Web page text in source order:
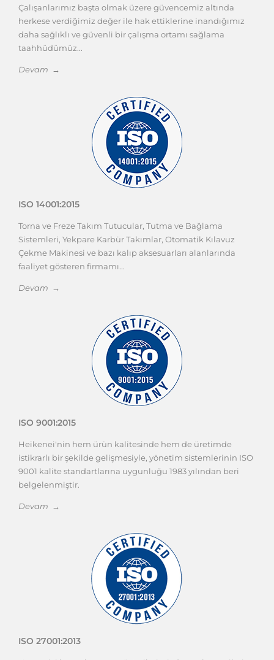
Çalışanlarımız başta olmak üzere güvencemiz altında
herkese verdiğimiz değer ile hak ettiklerine inandığımız
daha sağlıklı ve güvenli bir çalışma ortamı sağlama
taahhüdümüz...
Devam →
ISO 14001:2015
Torna ve Freze Takım Tutucular, Tutma ve Bağlama
Sistemleri, Yekpare Karbür Takımlar, Otomatik Kılavuz
Çekme Makinesi ve bazı kalıp aksesuarları alanlarında
faaliyet gösteren firmamı...
Devam →
ISO 9001:2015
Heikenei'nin hem ürün kalitesinde hem de üretimde
istikrarlı bir şekilde gelişmesiyle, yönetim sistemlerinin ISO
9001 kalite standartlarına uygunluğu 1983 yılından beri
belgelenmiştir.
Devam →
ISO 27001:2013